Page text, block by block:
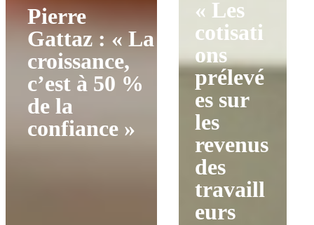
Pierre
Gattaz : « La
croissance,
c’est à 50 %
de la
confiance »
« Les
cotisati
ons
prélevé
es sur
les
revenus
des
travaill
eurs